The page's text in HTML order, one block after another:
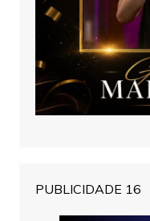
PUBLICIDADE 16